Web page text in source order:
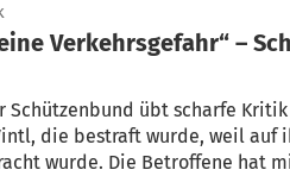
Verkehrsgefahr“ –
Schützenbund übt scharfe
die bestraft wurde, weil auf
wurde. Die Betroffene hat